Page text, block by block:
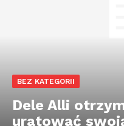
BEZ KATEGORII
Dele Alli
uratować